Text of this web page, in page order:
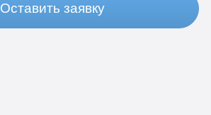
Оставить заявку